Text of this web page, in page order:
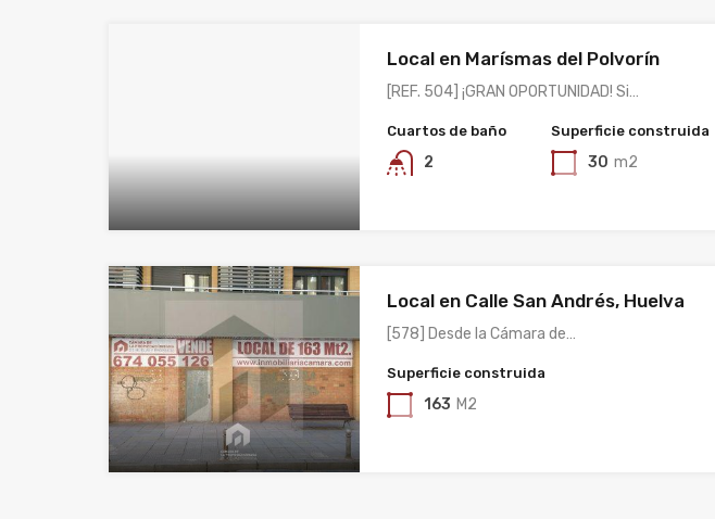
Local en Marísmas del Polvorín
[REF. 504] ¡GRAN OPORTUNIDAD! Si…
Cuartos de baño
2
Superficie construida
30 m2
Local en Calle San Andrés, Huelva
[578] Desde la Cámara de…
Superficie construida
163 M2